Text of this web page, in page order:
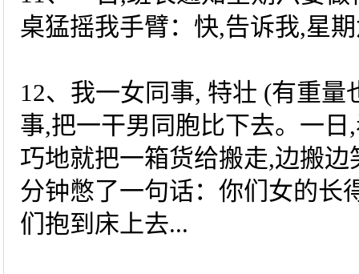
桌猛摇我手臂：快,告诉我,星
12、我一女同事, 特壮 (有重
事,把一干男同胞比下去。一
巧地就把一箱货给搬走,边搬
分钟憋了一句话：你们女的长
们抱到床上去...